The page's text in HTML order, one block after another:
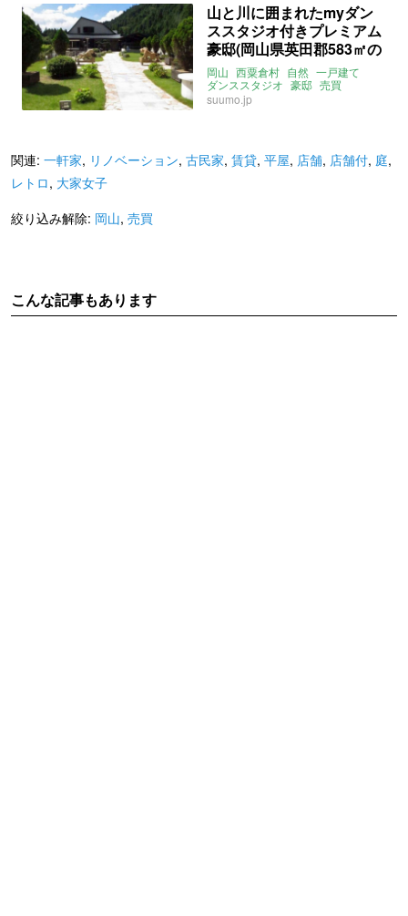
山と川に囲まれたmyダン
ススタジオ付きプレミアム
豪邸(岡山県英田郡583㎡の
売買物件)
岡山 西粟倉村 自然 一戸建て
ダンススタジオ 豪邸 売買
suumo.jp
関連: 一軒家, リノベーション, 古民家, 賃貸, 平屋, 店舗, 店舗付, 庭,
レトロ, 大家女子
絞り込み解除: 岡山, 売買
こんな記事もあります